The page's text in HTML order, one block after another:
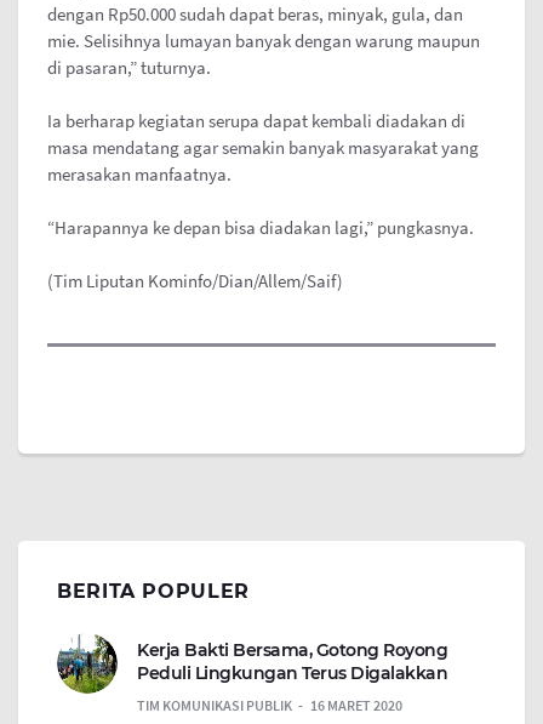
dengan Rp50.000 sudah dapat beras, minyak, gula, dan
mie. Selisihnya lumayan banyak dengan warung maupun
di pasaran,” tuturnya.
Ia berharap kegiatan serupa dapat kembali diadakan di
masa mendatang agar semakin banyak masyarakat yang
merasakan manfaatnya.
“Harapannya ke depan bisa diadakan lagi,” pungkasnya.
(Tim Liputan Kominfo/Dian/Allem/Saif)
BERITA POPULER
Kerja Bakti Bersama, Gotong Royong
Peduli Lingkungan Terus Digalakkan
TIM KOMUNIKASI PUBLIK 16 MARET 2020